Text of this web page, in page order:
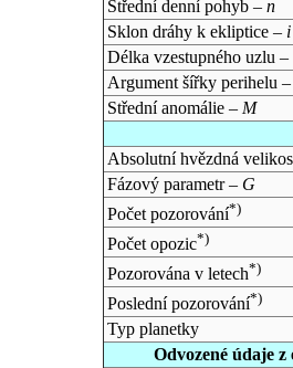
Střední denní pohyb – n
Sklon dráhy k ekliptice – i
Délka vzestupného uzlu –
Argument šířky perihelu
Střední anomálie – M
Absolutní hvězdná
Fázový parametr – G
Počet pozorování*)
Počet opozic*)
Pozorována v letech*)
Poslední pozorování*)
Typ planetky
Odvozené údaje